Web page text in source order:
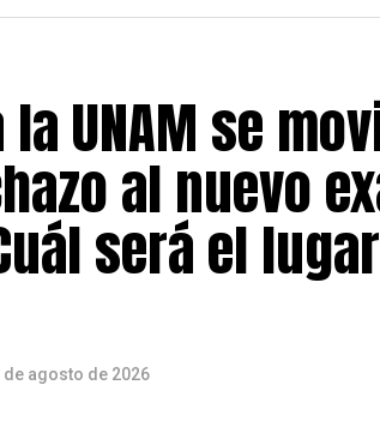
UNAM se
al nuevo
será el
de agosto de 2026